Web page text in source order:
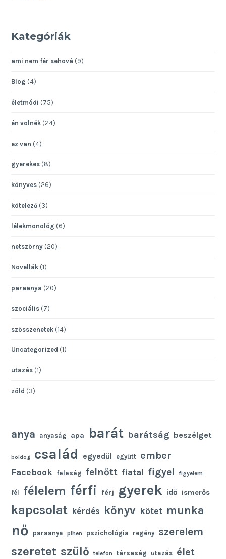
Kategóriák
ami nem fér sehová (9)
Blog (4)
életmódi (75)
én volnék (24)
ez van (4)
gyerekes (8)
könyves (26)
kötelező (3)
lélekmonológ (6)
netszörny (20)
Novellák (1)
paraanya (20)
szociális (7)
szösszenetek (14)
Uncategorized (1)
utazás (1)
zöld (3)
anya anyaság apa barát barátság beszélget
boldog család egyedül együtt ember
Facebook feleség felnőtt fiatal figyel figyelem
fél félelem férfi férj gyerek idő ismerős
kapcsolat kérdés könyv kötet munka
nő paraanya pihen pszichológia regény szerelem
szeretet szülő telefon társaság utazás élet